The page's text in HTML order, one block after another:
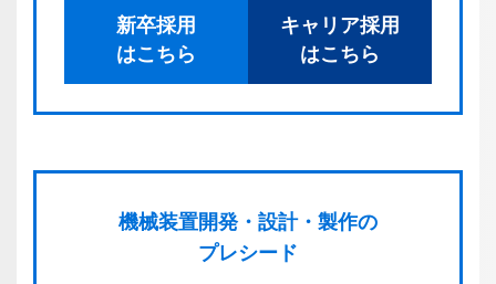
新卒採用
はこちら
キャリア採用
はこちら
機械装置開発・ 設計・ 製作の
プレシード